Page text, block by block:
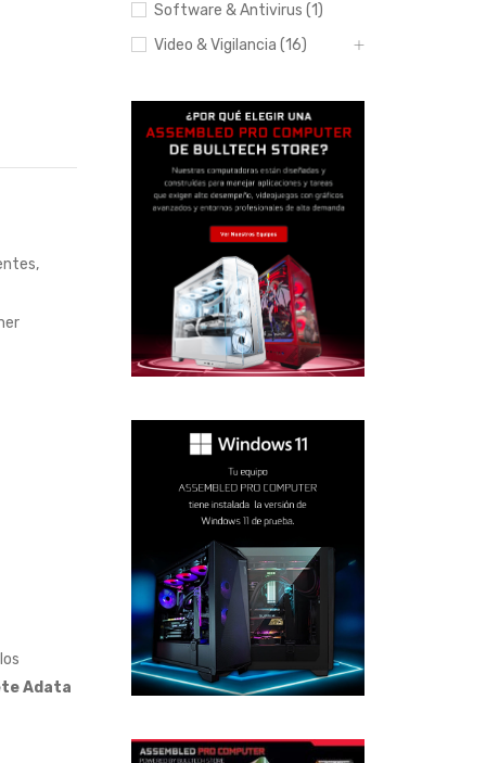
pagos sin
,
Adata
Software & Antivirus (1)
Video & Vigilancia (16)